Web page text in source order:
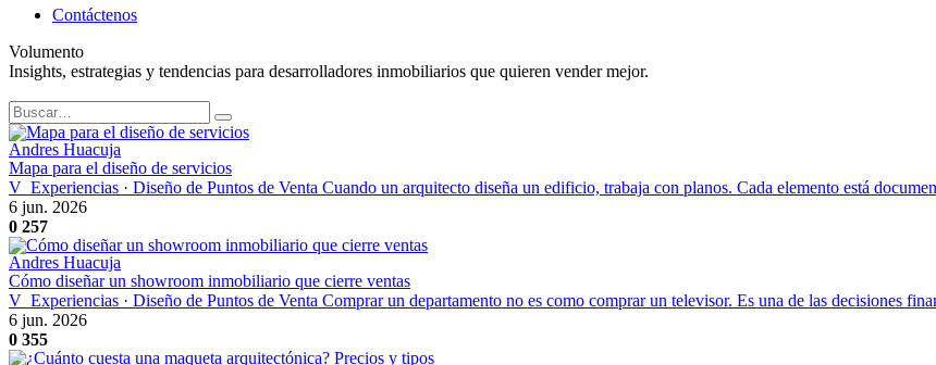
Contáctenos
Volumento
Insights, estrategias y tendencias para desarrolladores inmobiliarios que quieren vender mejor.
Andres Huacuja
Mapa para el diseño de servicios
V_Experiencias · Diseño de Puntos de Venta Cuando un arquitecto diseña un edificio, trabaja con planos. Cada elemento está
6 jun. 2026
0 257
Andres Huacuja
Cómo diseñar un showroom inmobiliario que cierre ventas
V_Experiencias · Diseño de Puntos de Venta Comprar un departamento no es como comprar un televisor. Es una de las decisiones
6 jun. 2026
0 355